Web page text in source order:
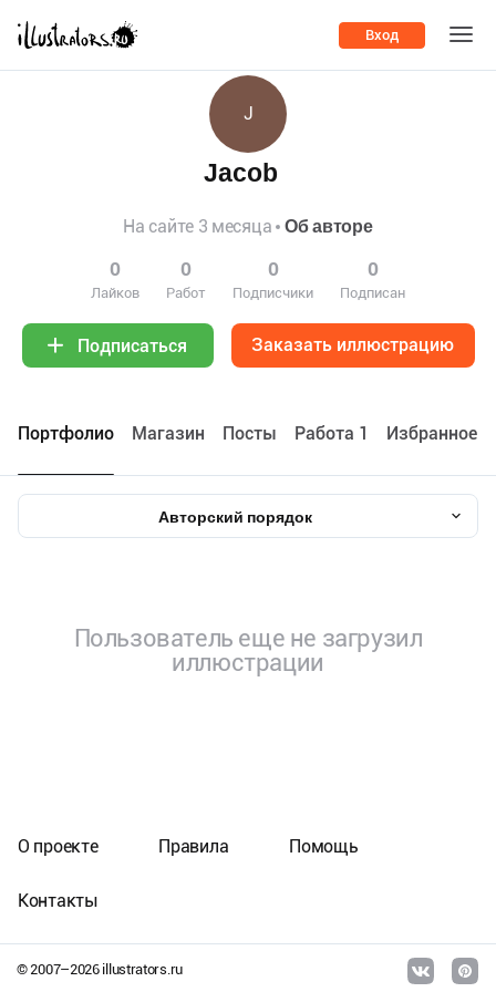
Вход
J
Jacob
На сайте 3 месяца Об авторе
0
Лайков
0
Работ
0
Подписчики
0
Подписан
Подписаться Заказать иллюстрацию
Портфолио Maгазин Посты Работа 1 Избранное 0
Авторский порядок
Пользователь еще не загрузил
иллюстрации
© 2007–2026illustrators.ru
О проекте Правила Помощь
Контакты